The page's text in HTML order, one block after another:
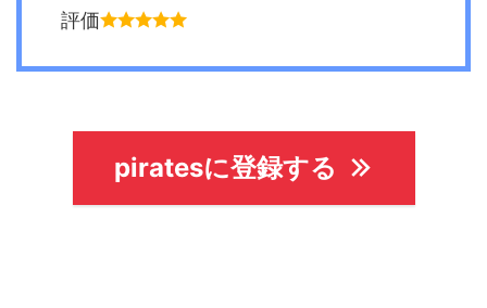
評価
piratesに登録する